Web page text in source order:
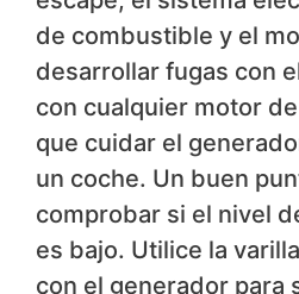
de combustible y el
desarrollar fugas con
con cualquier motor
que cuidar el
un coche. Un buen
comprobar si el nivel
es bajo. Utilice la
con el generador para